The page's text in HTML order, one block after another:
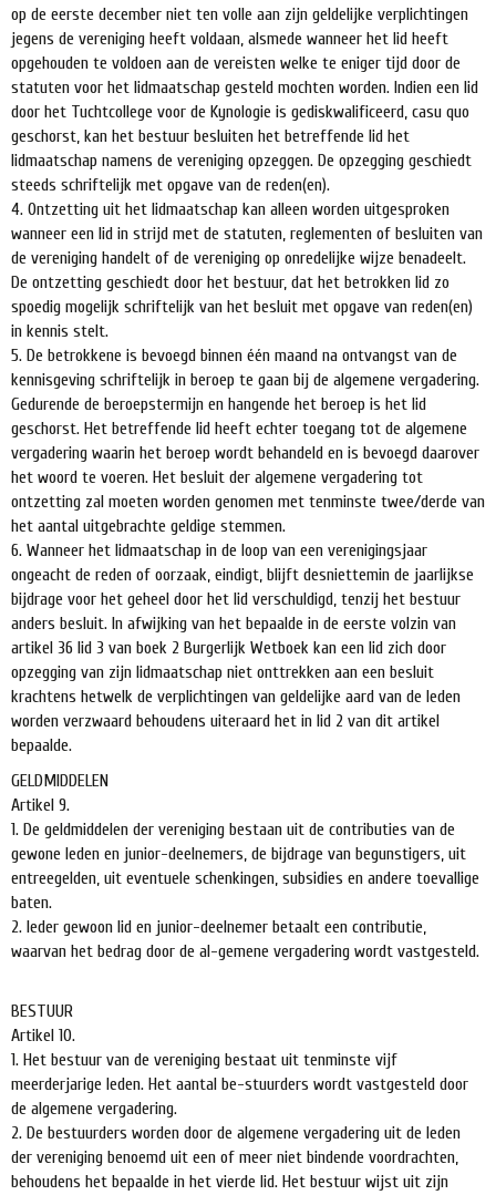
op de eerste december niet ten volle aan zijn geldelijke verplichtingen
jegens de vereniging heeft voldaan, alsmede wanneer het lid heeft
opgehouden te voldoen aan de vereisten welke te eniger tijd door de
statuten voor het lidmaatschap gesteld mochten worden. Indien een lid
door het Tuchtcollege voor de Kynologie is gediskwalificeerd, casu quo
geschorst, kan het bestuur besluiten het betreffende lid het
lidmaatschap namens de vereniging opzeggen. De opzegging geschiedt
steeds schriftelijk met opgave van de reden(en).
4. Ontzetting uit het lidmaatschap kan alleen worden uitgesproken
wanneer een lid in strijd met de statuten, reglementen of besluiten van
de vereniging handelt of de vereniging op onredelijke wijze benadeelt.
De ontzetting geschiedt door het bestuur, dat het betrokken lid zo
spoedig mogelijk schriftelijk van het besluit met opgave van reden(en)
in kennis stelt.
5. De betrokkene is bevoegd binnen één maand na ontvangst van de
kennisgeving schriftelijk in beroep te gaan bij de algemene vergadering.
Gedurende de beroepstermijn en hangende het beroep is het lid
geschorst. Het betreffende lid heeft echter toegang tot de algemene
vergadering waarin het beroep wordt behandeld en is bevoegd daarover
het woord te voeren. Het besluit der algemene vergadering tot
ontzetting zal moeten worden genomen met tenminste twee/derde van
het aantal uitgebrachte geldige stemmen.
6. Wanneer het lidmaatschap in de loop van een verenigingsjaar
ongeacht de reden of oorzaak, eindigt, blijft desniettemin de jaarlijkse
bijdrage voor het geheel door het lid verschuldigd, tenzij het bestuur
anders besluit. In afwijking van het bepaalde in de eerste volzin van
artikel 36 lid 3 van boek 2 Burgerlijk Wetboek kan een lid zich door
opzegging van zijn lidmaatschap niet onttrekken aan een besluit
krachtens hetwelk de verplichtingen van geldelijke aard van de leden
worden verzwaard behoudens uiteraard het in lid 2 van dit artikel
bepaalde.
GELDMIDDELEN
Artikel 9.
1. De geldmiddelen der vereniging bestaan uit de contributies van de
gewone leden en junior-deelnemers, de bijdrage van begunstigers, uit
entreegelden, uit eventuele schenkingen, subsidies en andere toevallige
baten.
2. Ieder gewoon lid en junior-deelnemer betaalt een contributie,
waarvan het bedrag door de al-gemene vergadering wordt vastgesteld.
BESTUUR
Artikel 10.
1. Het bestuur van de vereniging bestaat uit tenminste vijf
meerderjarige Ieden. Het aantal be-stuurders wordt vastgesteld door
de algemene vergadering.
2. De bestuurders worden door de algemene vergadering uit de leden
der vereniging benoemd uit een of meer niet bindende voordrachten,
behoudens het bepaalde in het vierde lid. Het bestuur wijst uit zijn